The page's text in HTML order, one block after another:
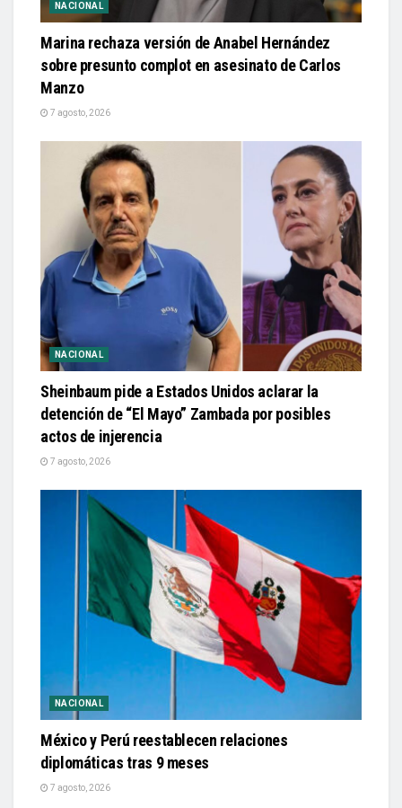
NACIONAL
Marina rechaza versión de Anabel Hernández
sobre presunto complot en asesinato de Carlos
Manzo
7 agosto, 2026
NACIONAL
Sheinbaum pide a Estados Unidos aclarar la
detención de “El Mayo” Zambada por posibles
actos de injerencia
7 agosto, 2026
NACIONAL
México y Perú reestablecen relaciones
diplomáticas tras 9 meses
7 agosto, 2026